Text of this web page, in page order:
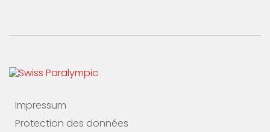
Impressum
Protection des données